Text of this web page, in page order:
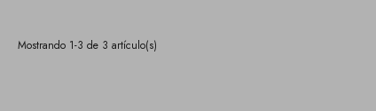
Mostrando 1-3 de 3 artículo(s)